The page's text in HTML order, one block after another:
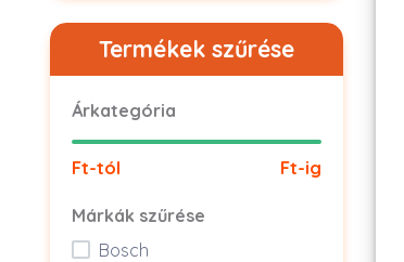
Termékek szűrése
Árkategória
Ft-tól Ft-ig
Márkák szűrése
Bosch